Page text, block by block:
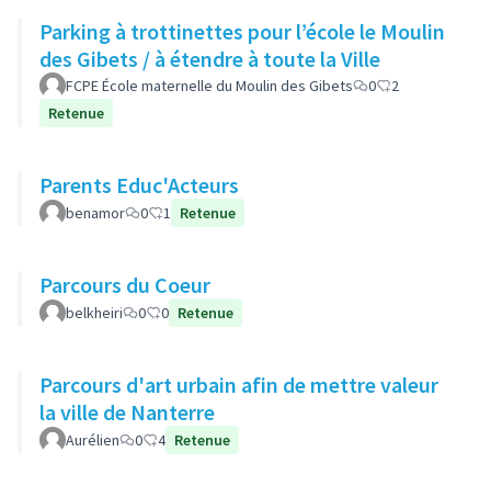
Parking à trottinettes pour l’école le Moulin
des Gibets / à étendre à toute la Ville
FCPE École maternelle du Moulin des Gibets 0
2
Retenue
Parents Educ'Acteurs
benamor 0 1 Retenue
Parcours du Coeur
belkheiri 0 0 Retenue
Parcours d'art urbain afin de mettre valeur
la ville de Nanterre
Aurélien 0 4 Retenue